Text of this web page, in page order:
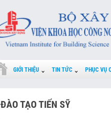
GIỚI THIỆU TIN TỨC PHỤC VỤ
ĐÀO TẠO TIẾN SỸ